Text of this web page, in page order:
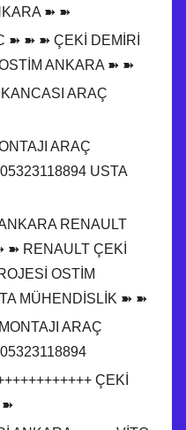
➽ ➽
➽ ➽ ➽ ÇEKİ DEMİRİ
ANKARA ➽ ➽
ARAÇ
ARAÇ
USTA
RENAULT
➽ RENAULT ÇEKİ
OSTİM
MÜHENDİSLİK ➽ ➽
ARAÇ
ÇEKİ
➽